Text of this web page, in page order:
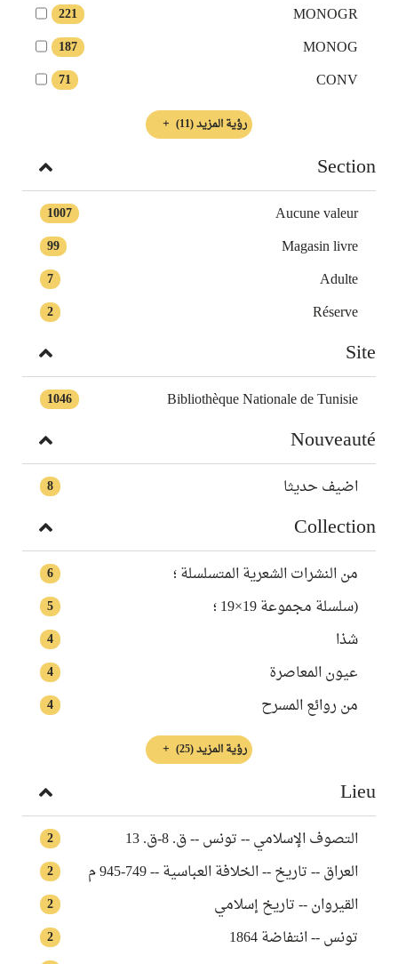
221 MONOGR
187 MONOG
71 CONV
رؤية المزيد(11)
Section
1007 Aucune valeur
99 Magasin livre
7 Adulte
2 Réserve
Site
1046 Bibliothèque Nationale de Tunisie
Nouveauté
8 اضيف حديثا
Collection
6 من النشرات الشعرية المتسلسلة ؛
5 (سلسلة مجموعة 19×19 ؛
4 شذا‏
4 عيون المعاصرة
4 من روائع المسرح
رؤية المزيد(25)
Lieu
2 التصوف الإسلامي -- ‏تونس‏ -- ‏ق. 8-ق. 13
2 العراق -- ‏تاريخ‏ -- ‏الخلافة العباسية‏ -- ‏945-749 م
2 القيروان -- تاريخ إسلامي
2 تونس -- انتفاضة 1864